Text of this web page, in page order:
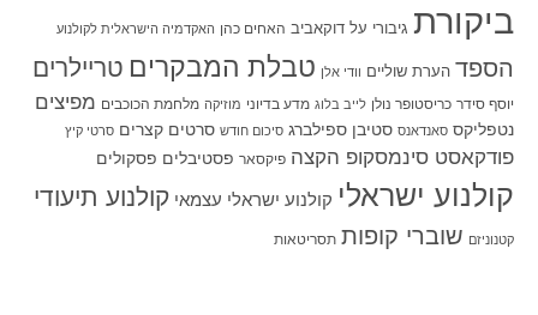
ביקורת גיבורי על דוקאביב האחים כהן האקדמיה הישראלית לקולנוע
הספד הערת שוליים וודי אלן טבלת המבקרים טריילרים
יוסף סידר כריסטופר נולן לייב בלוג מדע בדיוני מוזיקה מלחמת הכוכבים מפיצים
נטפליקס סאנדאנס סטיבן ספילברג סיכום חודש סרטים קצרים סרטי קיץ
פודקאסט סינמסקופ הקצה פיקסאר פסטיבלים פסקולים
קולנוע ישראלי קולנוע ישראלי עצמאי קולנוע תיעודי
קטנוניזם שוברי קופות תסריטאות